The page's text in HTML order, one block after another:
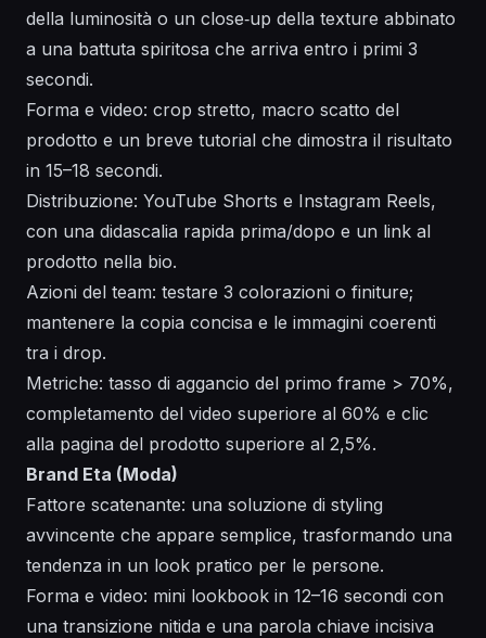
della luminosità o un close‑up della texture abbinato
a una battuta spiritosa che arriva entro i primi 3
secondi.
Forma e video: crop stretto, macro scatto del
prodotto e un breve tutorial che dimostra il risultato
in 15–18 secondi.
Distribuzione: YouTube Shorts e Instagram Reels,
con una didascalia rapida prima/dopo e un link al
prodotto nella bio.
Azioni del team: testare 3 colorazioni o finiture;
mantenere la copia concisa e le immagini coerenti
tra i drop.
Metriche: tasso di aggancio del primo frame > 70%,
completamento del video superiore al 60% e clic
alla pagina del prodotto superiore al 2,5%.
Brand Eta (Moda)
Fattore scatenante: una soluzione di styling
avvincente che appare semplice, trasformando una
tendenza in un look pratico per le persone.
Forma e video: mini lookbook in 12–16 secondi con
una transizione nitida e una parola chiave incisiva